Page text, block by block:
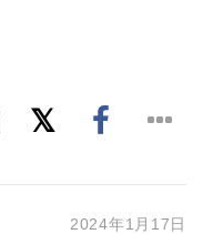
2024年1月17日